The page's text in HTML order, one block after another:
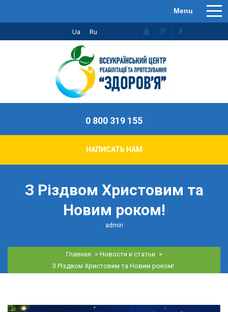
Ua Ru
0 800 319 155
НАПИСАТЬ НАМ
З Різдвом Христовим та
Новим роком!
admin
Главная > Новости и статьи >
З Різдвом Христовим та Новим роком!